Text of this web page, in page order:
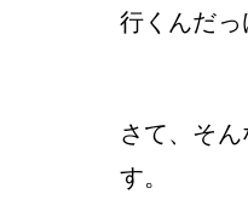
行くんだっ
さて、そ
す。